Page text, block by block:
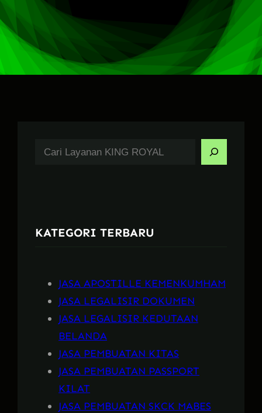
h
KATEGORI TERBARU
JASA APOSTILLE KEMENKUMHAM
JASA LEGALISIR DOKUMEN
JASA LEGALISIR KEDUTAAN
BELANDA
JASA PEMBUATAN KITAS
JASA PEMBUATAN PASSPORT
KILAT
JASA PEMBUATAN SKCK MABES